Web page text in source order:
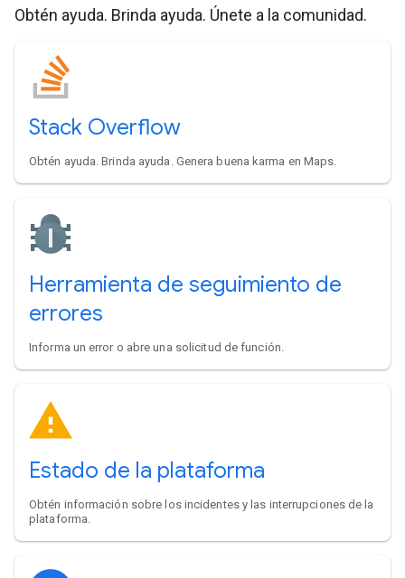
Obtén ayuda. Brinda ayuda. Únete a la comunidad.
Stack Overflow
Obtén ayuda. Brinda ayuda. Genera buena karma en Maps.
Herramienta de seguimiento de
errores
Informa un error o abre una solicitud de función.
Estado de la plataforma
Obtén información sobre los incidentes y las interrupciones de la
plataforma.